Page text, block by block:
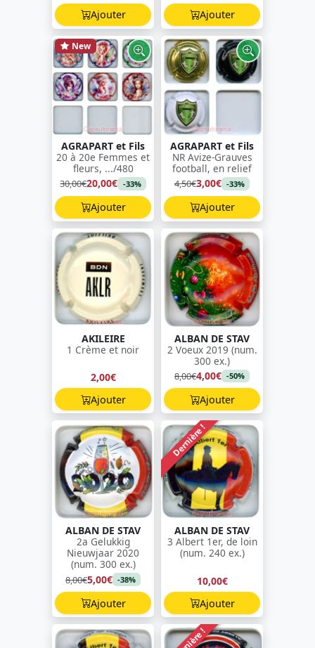
Ajouter
Ajouter
New
AGRAPART et Fils
20 à 20e Femmes et
fleurs, .../480
30,00€20,00€ -33%
Ajouter
AGRAPART et Fils
NR Avize-Grauves
football, en relief
4,50€3,00€ -33%
Ajouter
AKILEIRE
1 Crème et noir
2,00€
Ajouter
ALBAN DE STAV
2 Voeux 2019 (num.
300 ex.)
8,00€4,00€ -50%
Ajouter
ALBAN DE STAV
2a Gelukkig
Nieuwjaar 2020
(num. 300 ex.)
8,00€5,00€ -38%
Ajouter
Dernière !
ALBAN DE STAV
3 Albert 1er, de loin
(num. 240 ex.)
10,00€
Ajouter